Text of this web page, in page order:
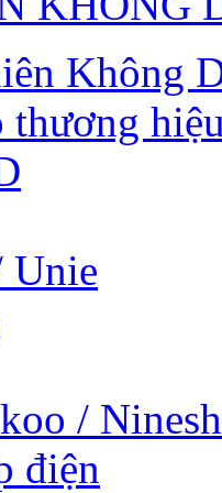
Không
thương
/
điện